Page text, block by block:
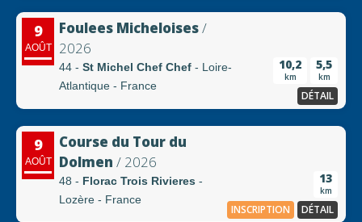
9
AOÛT
Foulees Micheloises/
2026
44 - St Michel Chef Chef - Loire-
Atlantique - France
10,2
km
5,5
km
DÉTAIL
9
AOÛT
Course du Tour du
Dolmen / 2026
48 - Florac Trois Rivieres -
Lozère - France
13
km
INSCRIPTION DÉTAIL